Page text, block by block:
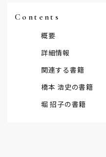
Contents
概要
詳細情報
関連する書籍
橋本 浩史の書籍
堀 招子の書籍